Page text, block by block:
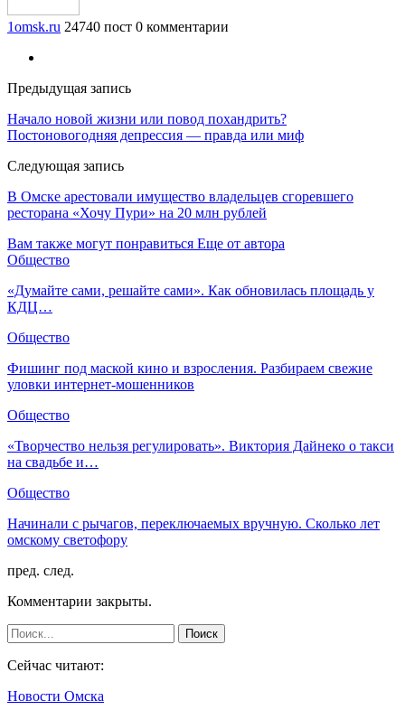
1omsk.ru 24740 пост 0 комментарии
Предыдущая запись
Начало новой жизни или повод похандрить?
Постоновогодняя депрессия — правда или миф
Следующая запись
В Омске арестовали имущество владельцев сгоревшего
ресторана «Хочу Пури» на 20 млн рублей
Вам также могут понравиться Еще от автора
Общество
«Думайте сами, решайте сами». Как обновилась площадь у
КДЦ…
Общество
Фишинг под маской кино и взросления. Разбираем свежие
уловки интернет-мошенников
Общество
«Творчество нельзя регулировать». Виктория Дайнеко о такси
на свадьбе и…
Общество
Начинали с рычагов, переключаемых вручную. Сколько лет
омскому светофору
пред. след.
Комментарии закрыты.
Сейчас читают:
Новости Омска